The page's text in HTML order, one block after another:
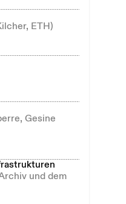
ETH)
Gesine
und dem